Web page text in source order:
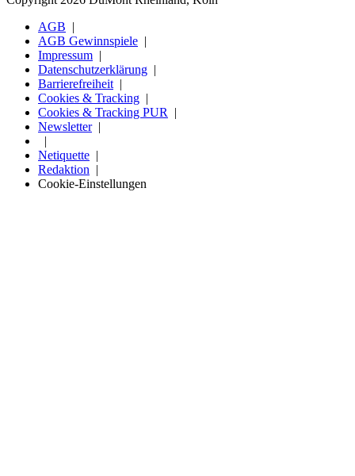
AGB
AGB Gewinnspiele
Impressum
Datenschutzerklärung
Barrierefreiheit
Cookies & Tracking
Cookies & Tracking PUR
Newsletter
Netiquette
Redaktion
Cookie-Einstellungen